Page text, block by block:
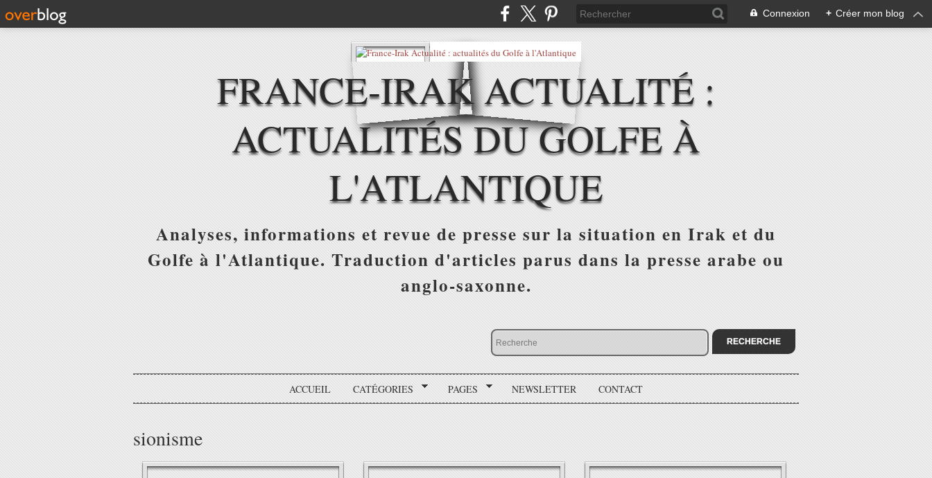
Connexion + Créer mon blog
FRANCE-IRAK ACTUALITÉ :
ACTUALITÉS DU GOLFE À
L'ATLANTIQUE
Analyses, informations et revue de presse sur la situation en Irak et du
Golfe à l'Atlantique. Traduction d'articles parus dans la presse arabe ou
anglo-saxonne.
ACCUEIL CATÉGORIES PAGES NEWSLETTER CONTACT
sionisme